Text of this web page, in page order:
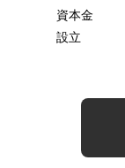
資本金
設立